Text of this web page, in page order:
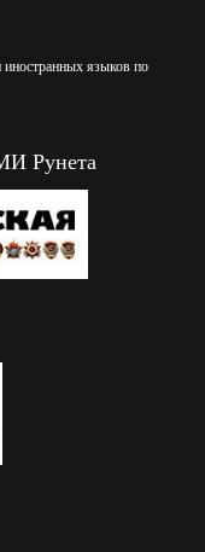
языков по
Рунета